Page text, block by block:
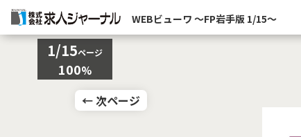
WEBビューワ 〜FP岩手版 1/15〜
1/15ページ
100%
← 次ページ